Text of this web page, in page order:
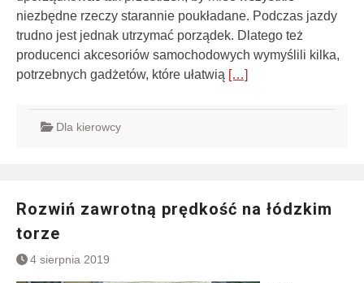
niezbędne rzeczy starannie poukładane. Podczas jazdy
trudno jest jednak utrzymać porządek. Dlatego też
producenci akcesoriów samochodowych wymyślili kilka,
potrzebnych gadżetów, które ułatwią […]
Dla kierowcy
Rozwiń zawrotną prędkość na łódzkim
torze
4 sierpnia 2019